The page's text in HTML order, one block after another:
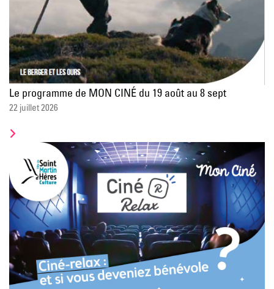
Le programme de MON CINÉ du 19 août au 8 sept
22 juillet 2026